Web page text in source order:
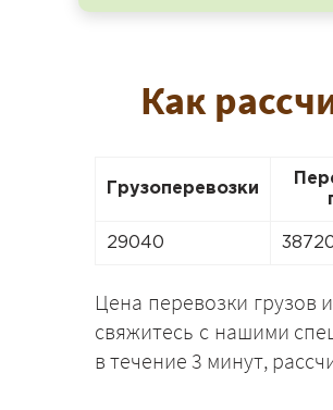
Как
Грузоперевозки
29040
Цена перевозки грузов
свяжитесь с нашими
в течение 3 минут,